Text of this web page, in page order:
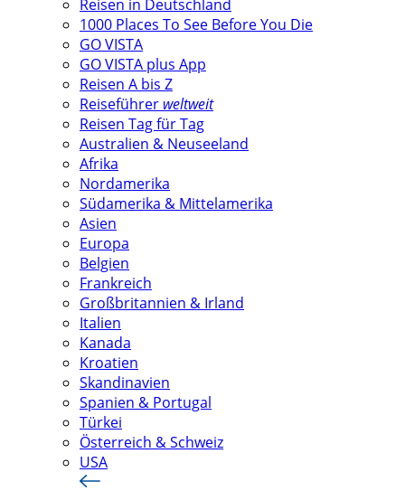
Reisen in Deutschland
1000 Places To See Before You Die
GO VISTA
GO VISTA plus App
Reisen A bis Z
Reiseführer weltweit
Reisen Tag für Tag
Australien & Neuseeland
Afrika
Nordamerika
Südamerika & Mittelamerika
Asien
Europa
Belgien
Frankreich
Großbritannien & Irland
Italien
Kanada
Kroatien
Skandinavien
Spanien & Portugal
Türkei
Österreich & Schweiz
USA